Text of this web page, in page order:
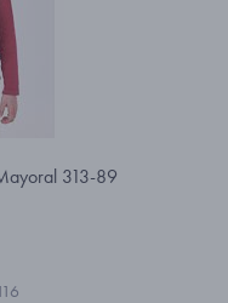
313-89